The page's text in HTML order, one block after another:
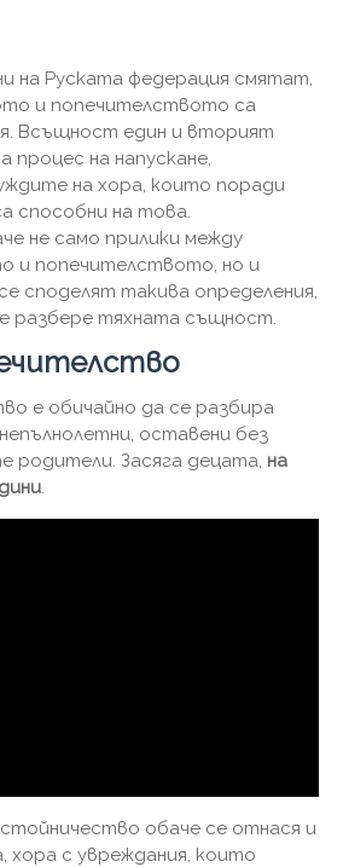
на Руската федерация смятат,
и попечителството са
Всъщност един и вторият
процес на напускане,
на хора, които поради
способни на това.
не само прилики между
и попечителството, но и
споделят такива определения,
разбере тяхната същност.
е обичайно да се разбира
оставени без
родители. Засяга децата, на
.
обаче се отнася и
хора с увреждания, които